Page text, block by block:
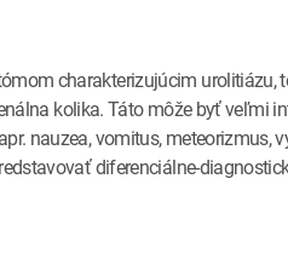
charakterizujúcim
kolika. Táto môže byť veľmi
nauzea, vomitus, meteorizmus,
diferenciálne-